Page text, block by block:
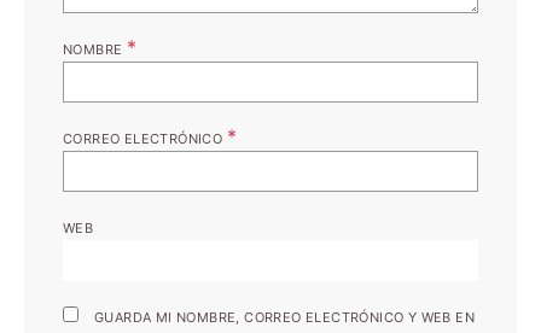
NOMBRE *
CORREO ELECTRÓNICO *
WEB
GUARDA MI NOMBRE, CORREO ELECTRÓNICO Y WEB EN